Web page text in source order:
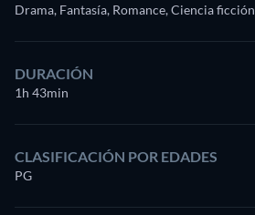
Drama, Fantasía, Romance, Ciencia ficción
DURACIÓN
1h 43min
CLASIFICACIÓN POR EDADES
PG